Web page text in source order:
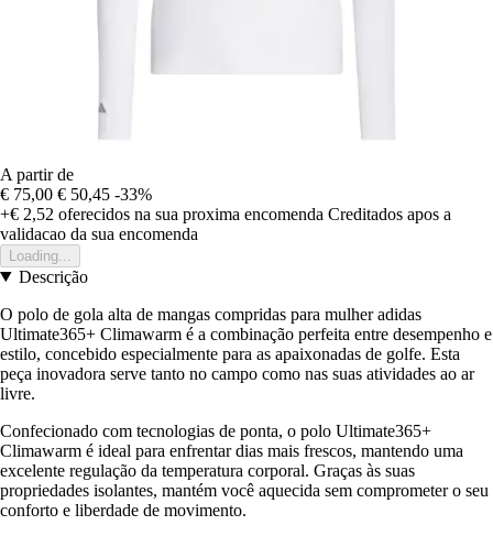
A partir de
€ 75,00 € 50,45 -33%
+€ 2,52 oferecidos na sua proxima encomenda Creditados apos a
validacao da sua encomenda
Loading...
Descrição
O polo de gola alta de mangas compridas para mulher adidas
Ultimate365+ Climawarm é a combinação perfeita entre desempenho e
estilo, concebido especialmente para as apaixonadas de golfe. Esta
peça inovadora serve tanto no campo como nas suas atividades ao ar
livre.
Confecionado com tecnologias de ponta, o polo Ultimate365+
Climawarm é ideal para enfrentar dias mais frescos, mantendo uma
excelente regulação da temperatura corporal. Graças às suas
propriedades isolantes, mantém você aquecida sem comprometer o seu
conforto e liberdade de movimento.